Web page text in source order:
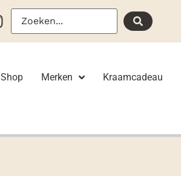
Shop Merken Kraamcadeau